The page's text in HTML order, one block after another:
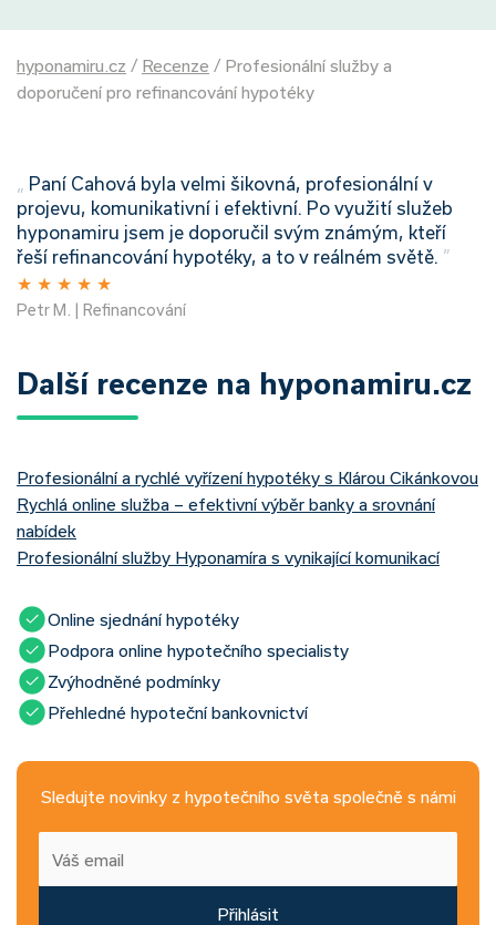
hyponamiru.cz / Recenze / Profesionální služby a
doporučení pro refinancování hypotéky
„ Paní Cahová byla velmi šikovná, profesionální v
projevu, komunikativní i efektivní. Po využití služeb
hyponamiru jsem je doporučil svým známým, kteří
řeší refinancování hypotéky, a to v reálném světě. ”
★ ★ ★ ★ ★
Petr M. | Refinancování
Další recenze na hyponamiru.cz
Profesionální a rychlé vyřízení hypotéky s Klárou Cikánkovou
Rychlá online služba – efektivní výběr banky a srovnání
nabídek
Profesionální služby Hyponamíra s vynikající komunikací
Online sjednání hypotéky
Podpora online hypotečního specialisty
Zvýhodněné podmínky
Přehledné hypoteční bankovnictví
Sledujte novinky z hypotečního světa společně s námi
Přihlásit